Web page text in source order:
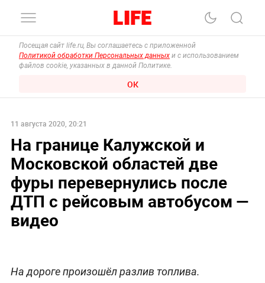
Посещая сайт life.ru, Вы соглашаетесь с приложенной
Политикой обработки Персональных данных и с использованием
файлов cookie, указанных в данной Политике.
ОК
11 августа 2020, 20:21
На границе Калужской и
Московской областей две
фуры перевернулись после
ДТП с рейсовым автобусом —
видео
На дороге произошёл разлив топлива.